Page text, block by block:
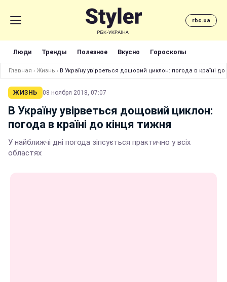
rbc.ua
Люди Тренды Полезное Вкусно Гороскопы
Главная › Жизнь › В Україну увірветься дощовий циклон: погода в країні до
ЖИЗНЬ 08 ноября 2018, 07:07
В Україну увірветься дощовий циклон:
погода в країні до кінця тижня
У найближчі дні погода зіпсується практично у всіх
областях